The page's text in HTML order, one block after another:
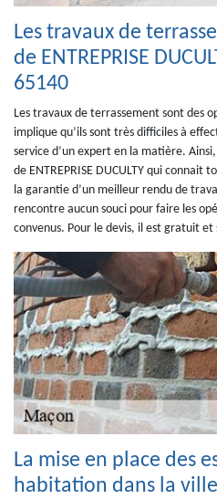
Les travaux de
de ENTREPRISE
65140
Les travaux de terrassement sont des
implique qu’ils sont très difficiles à
service d’un expert en la matière.
de ENTREPRISE DUCULTY qui connait
la garantie d’un meilleur rendu de
rencontre aucun souci pour faire les
convenus. Pour le devis, il est gratuit et
La mise en place des
habitation dans la